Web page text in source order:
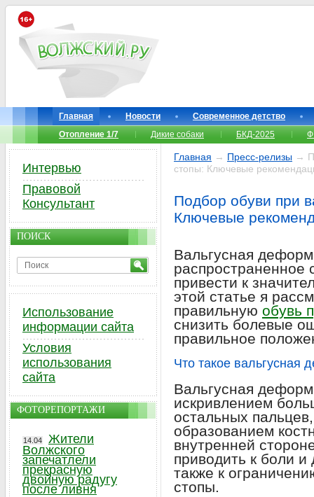
Главная Новости
Современное детство
Отопление 1/7
Дикие собаки БКД-2025
Главная → Пресс-релизы →
стопы: Ключевые
Подбор обуви при
Ключевые
Вальгусная
распространенное
привести к
этой статье я
правильную обувь
снизить болевые
правильное
Что такое вальгусная
Вальгусная
искривлением
остальных
образованием
внутренней
приводить к боли
также к
стопы.
Интервью
Правовой
Консультант
ПОИСК
Использование
информации сайта
Условия
использования
сайта
ФОТОРЕПОРТАЖИ
14.04
Жители
Волжского
запечатлели
прекрасную
двойную радугу
после ливня